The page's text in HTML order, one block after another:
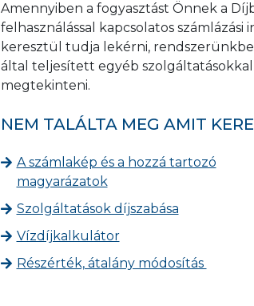
Amennyiben a fogyasztást Önnek a
felhasználással kapcsolatos
keresztül tudja lekérni,
által teljesített egyéb
megtekinteni.
NEM TALÁLTA MEG AMIT
A számlakép és a hozzá tartozó
magyarázatok
Szolgáltatások díjszabása
Vízdíjkalkulátor
Részérték, átalány módosítás